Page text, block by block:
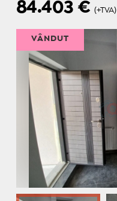
84.403€ (+TVA)
VÂNDUT